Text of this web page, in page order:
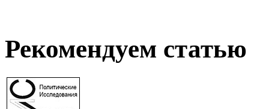
Рекомендуем статью